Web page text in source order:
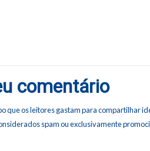
comentário
os leitores gastam para compartilhar
spam ou exclusivamente